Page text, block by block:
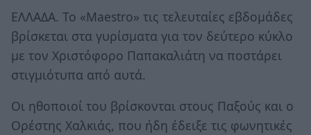
ΕΛΛΑΔΑ. Το «Maestro» τις τελευταίες εβδομάδες
βρίσκεται στα γυρίσματα για τον δεύτερο κύκλο
με τον Χριστόφορο Παπακαλιάτη να ποστάρει
στιγμιότυπα από αυτά.
Οι ηθοποιοί του βρίσκονται στους Παξούς και ο
Ορέστης Χαλκιάς, που ήδη έδειξε τις φωνητικές